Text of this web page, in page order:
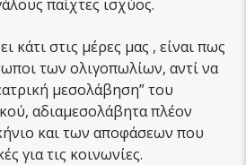
παίχτες ισχύος.
κάτι στις μέρες μας , είναι πως
των ολιγοπωλίων, αντί να
μεσολάβηση” του
αδιαμεσολάβητα πλέον
και των αποφάσεων που
για τις κοινωνίες.